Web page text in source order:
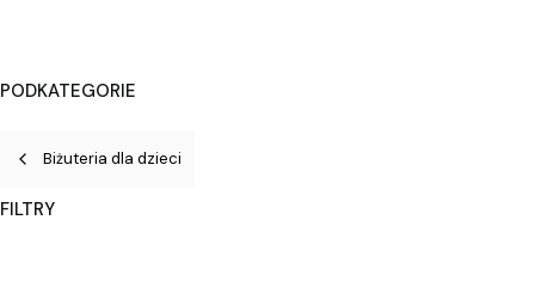
PODKATEGORIE
Biżuteria dla dzieci
FILTRY